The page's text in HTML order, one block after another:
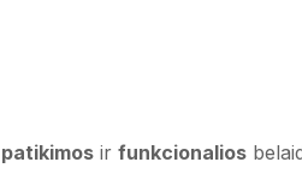
irfunkcionalios